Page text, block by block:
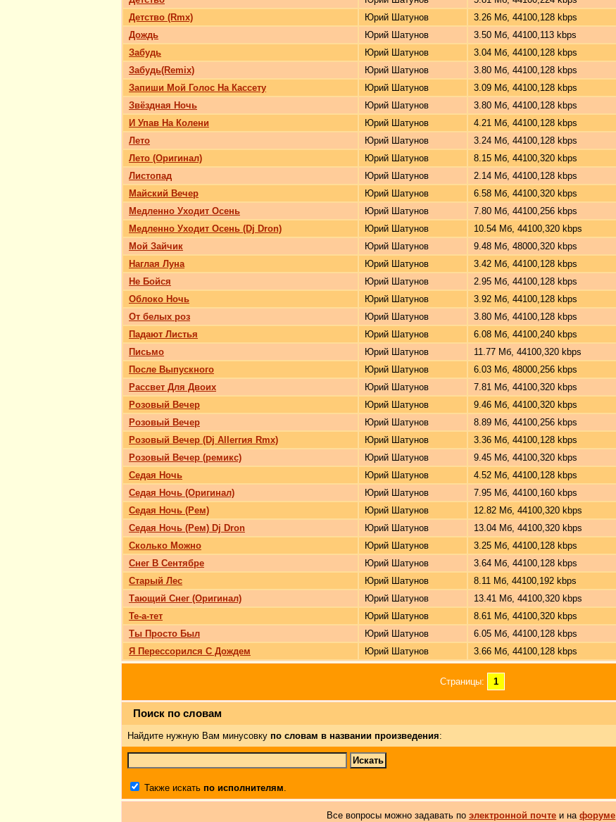
Детство (Rmx)
Юрий Шатунов 3.26 Мб, 44100,128 kbps
Дождь
Юрий Шатунов 3.50 Мб, 44100,113 kbps
Забудь
Юрий Шатунов 3.04 Мб, 44100,128 kbps
Забудь(Remix)
Юрий Шатунов 3.80 Мб, 44100,128 kbps
Запиши Мой Голос На Кассету
Юрий Шатунов 3.09 Мб, 44100,128 kbps
Звёздная Ночь
Юрий Шатунов 3.80 Мб, 44100,128 kbps
И Упав На Колени
Юрий Шатунов 4.21 Мб, 44100,128 kbps
Лето
Юрий Шатунов 3.24 Мб, 44100,128 kbps
Лето (Оригинал)
Юрий Шатунов 8.15 Мб, 44100,320 kbps
Листопад
Юрий Шатунов 2.14 Мб, 44100,128 kbps
Майский Вечер
Юрий Шатунов 6.58 Мб, 44100,320 kbps
Медленно Уходит Осень
Юрий Шатунов 7.80 Мб, 44100,256 kbps
Медленно Уходит Осень (Dj Dron)
Юрий Шатунов 10.54 Мб, 44100,320 kbps
Мой Зайчик
Юрий Шатунов 9.48 Мб, 48000,320 kbps
Наглая Луна
Юрий Шатунов 3.42 Мб, 44100,128 kbps
Не Бойся
Юрий Шатунов 2.95 Мб, 44100,128 kbps
Облоко Ночь
Юрий Шатунов 3.92 Мб, 44100,128 kbps
От белых роз
Юрий Шатунов 3.80 Мб, 44100,128 kbps
Падают Листья
Юрий Шатунов 6.08 Мб, 44100,240 kbps
Письмо
Юрий Шатунов 11.77 Мб, 44100,320 kbps
После Выпускного
Юрий Шатунов 6.03 Мб, 48000,256 kbps
Рассвет Для Двоих
Юрий Шатунов 7.81 Мб, 44100,320 kbps
Розовый Вечер
Юрий Шатунов 9.46 Мб, 44100,320 kbps
Розовый Вечер
Юрий Шатунов 8.89 Мб, 44100,256 kbps
Розовый Вечер (Dj Allerгия Rmx)
Юрий Шатунов 3.36 Мб, 44100,128 kbps
Розовый Вечер (ремикс)
Юрий Шатунов 9.45 Мб, 44100,320 kbps
Седая Ночь
Юрий Шатунов 4.52 Мб, 44100,128 kbps
Седая Ночь (Оригинал)
Юрий Шатунов 7.95 Мб, 44100,160 kbps
Седая Ночь (Рем)
Юрий Шатунов 12.82 Мб, 44100,320 kbps
Седая Ночь (Рем) Dj Dron
Юрий Шатунов 13.04 Мб, 44100,320 kbps
Сколько Можно
Юрий Шатунов 3.25 Мб, 44100,128 kbps
Снег В Сентябре
Юрий Шатунов 3.64 Мб, 44100,128 kbps
Старый Лес
Юрий Шатунов 8.11 Мб, 44100,192 kbps
Тающий Снег (Оригинал)
Юрий Шатунов 13.41 Мб, 44100,320 kbps
Те-а-тет
Юрий Шатунов 8.61 Мб, 44100,320 kbps
Ты Просто Был
Юрий Шатунов 6.05 Мб, 44100,128 kbps
Я Перессорился С Дождем
Юрий Шатунов 3.66 Мб, 44100,128 kbps
Страницы: 1
Поиск по словам
Найдите нужную Вам минусовку по словам в названии произведения:
Также искать по исполнителям.
Все вопросы можно задавать поэлектронной почте и нафоруме